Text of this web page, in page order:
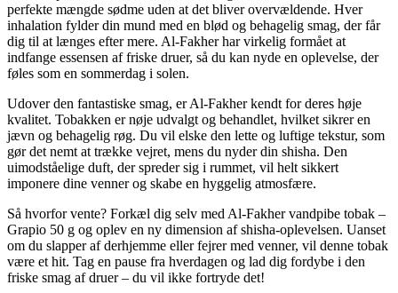
perfekte mængde sødme uden at det bliver overvældende. Hver
inhalation fylder din mund med en blød og behagelig smag, der får
dig til at længes efter mere. Al-Fakher har virkelig formået at
indfange essensen af friske druer, så du kan nyde en oplevelse, der
føles som en sommerdag i solen.
Udover den fantastiske smag, er Al-Fakher kendt for deres høje
kvalitet. Tobakken er nøje udvalgt og behandlet, hvilket sikrer en
jævn og behagelig røg. Du vil elske den lette og luftige tekstur, som
gør det nemt at trække vejret, mens du nyder din shisha. Den
uimodståelige duft, der spreder sig i rummet, vil helt sikkert
imponere dine venner og skabe en hyggelig atmosfære.
Så hvorfor vente? Forkæl dig selv med Al-Fakher vandpibe tobak –
Grapio 50 g og oplev en ny dimension af shisha-oplevelsen. Uanset
om du slapper af derhjemme eller fejrer med venner, vil denne tobak
være et hit. Tag en pause fra hverdagen og lad dig fordybe i den
friske smag af druer – du vil ikke fortryde det!